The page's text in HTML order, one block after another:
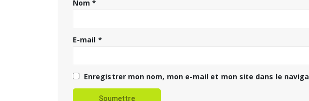
Nom*
E-mail *
Enregistrer mon nom, mon e-mail et mon site dans le